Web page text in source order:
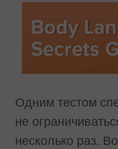
Одним тестом
не
несколько раз.